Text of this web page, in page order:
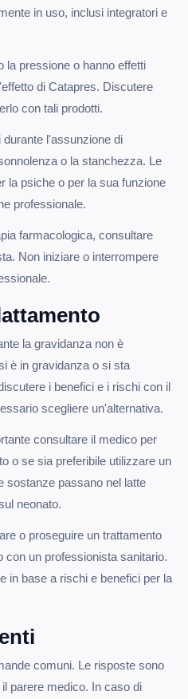
in uso, inclusi integratori e
la pressione o hanno effetti
di Catapres. Discutere
con tali prodotti.
l'assunzione di
o la stanchezza. Le
la psiche o per la sua funzione
professionale.
farmacologica, consultare
Non iniziare o interrompere
la gravidanza non è
è in gravidanza o si sta
i benefici e i rischi con il
scegliere un'alternativa.
consultare il medico per
o se sia preferibile utilizzare un
sostanze passano nel latte
neonato.
o proseguire un trattamento
con un professionista sanitario.
in base a rischi e benefici per la
comuni. Le risposte sono
parere medico. In caso di